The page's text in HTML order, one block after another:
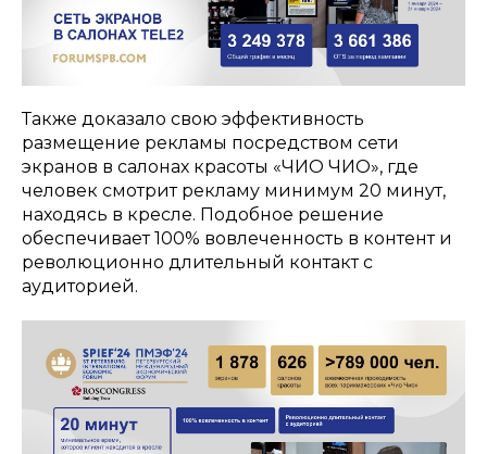
Также доказало свою эффективность
размещение рекламы посредством сети
экранов в салонах красоты «ЧИО ЧИО», где
человек смотрит рекламу минимум 20 минут,
находясь в кресле. Подобное решение
обеспечивает 100% вовлеченность в контент и
революционно длительный контакт с
аудиторией.